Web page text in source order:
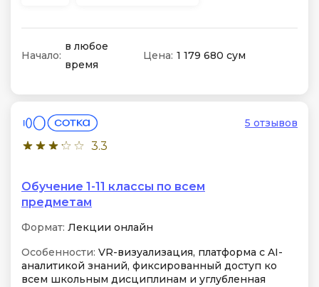
Начало:
в любое
время
Цена: 1 179 680 сум
3.3
5 отзывов
Обучение 1-11 классы по всем
предметам
Формат: Лекции онлайн
Особенности: VR-визуализация, платформа с AI-
аналитикой знаний, фиксированный доступ ко
всем школьным дисциплинам и углубленная